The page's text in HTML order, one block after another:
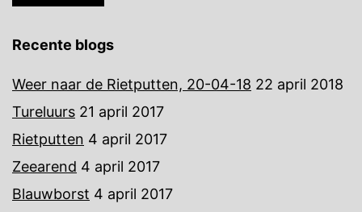
Recente blogs
Weer naar de Rietputten, 20-04-18 22 april 2018
Tureluurs 21 april 2017
Rietputten 4 april 2017
Zeearend 4 april 2017
Blauwborst 4 april 2017